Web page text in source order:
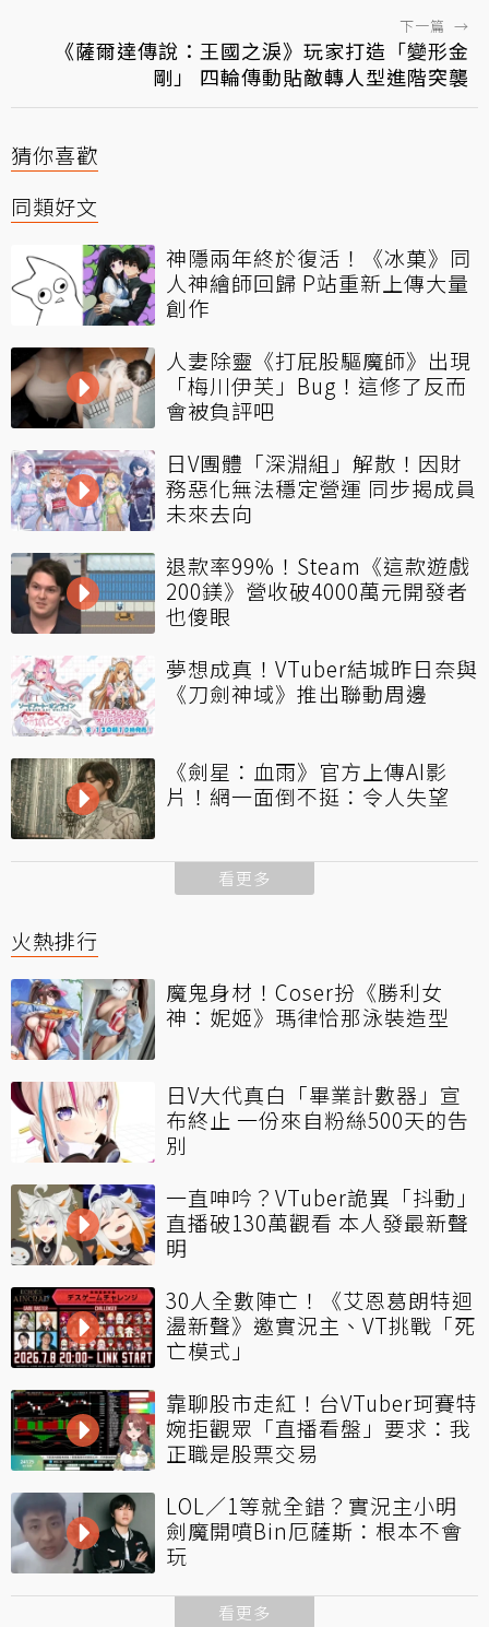
下一篇 →
《薩爾達傳說：王國之淚》玩家打造「變形金
剛」 四輪傳動貼敵轉人型進階突襲
猜你喜歡
同類好文
神隱兩年終於復活！《冰菓》同
人神繪師回歸 P站重新上傳大量
創作
人妻除靈《打屁股驅魔師》出現
「梅川伊芙」Bug！這修了反而
會被負評吧
日V團體「深淵組」解散！因財
務惡化無法穩定營運 同步揭成員
未來去向
退款率99%！Steam《這款遊戲
200鎂》營收破4000萬元開發者
也傻眼
夢想成真！VTuber結城昨日奈與
《刀劍神域》推出聯動周邊
《劍星：血雨》官方上傳AI影
片！網一面倒不挺：令人失望
看更多
火熱排行
魔鬼身材！Coser扮《勝利女
神：妮姬》瑪律恰那泳裝造型
日V大代真白「畢業計數器」宣
布終止 一份來自粉絲500天的告
別
一直呻吟？VTuber詭異「抖動」
直播破130萬觀看 本人發最新聲
明
30人全數陣亡！《艾恩葛朗特迴
盪新聲》邀實況主、VT挑戰「死
亡模式」
靠聊股市走紅！台VTuber珂賽特
婉拒觀眾「直播看盤」要求：我
正職是股票交易
LOL／1等就全錯？實況主小明
劍魔開噴Bin厄薩斯：根本不會
玩
看更多